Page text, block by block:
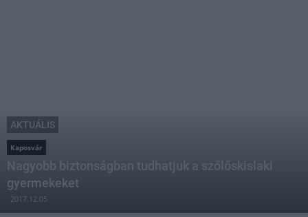
AKTUÁLIS
Kaposvár
Nagyobb biztonságban tudhatjuk a szőlőskislaki
gyermekeket
2017.12.05